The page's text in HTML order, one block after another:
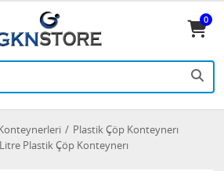
0
Plastik Çöp Konteynerı
Plastik Çöp Konteynerı